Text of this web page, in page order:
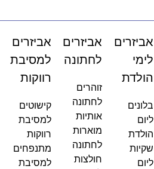
אביזרים
לימי
הולדת
בלונים
ליום
הולדת
שקיות
ליום
אביזרים
לחתונה
זוהרים
לחתונה
אותיות
מוארות
לחתונה
חולצות
אביזרים
למסיבת
רווקות
קישוטים
למסיבת
רווקות
מתנפחים
למסיבת